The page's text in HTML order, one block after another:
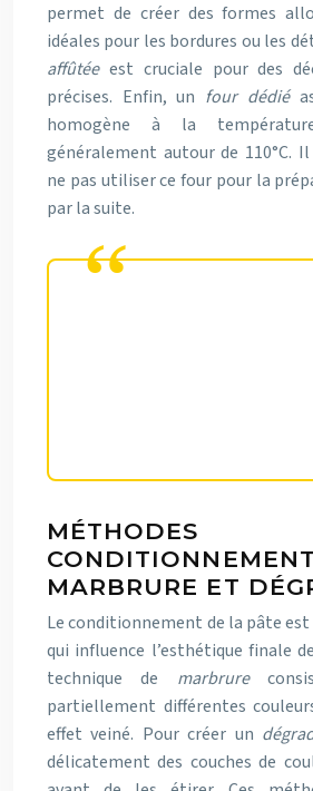
permet de créer des formes
idéales pour les bordures ou les
affûtée est cruciale pour des
précises. Enfin, un four dédié
homogène à la température
généralement autour de 110°C.
ne pas utiliser ce four pour la
par la suite.
MARBRURE ET
Le conditionnement de la pâte
qui influence l’esthétique finale
technique de marbrure
partiellement différentes
effet veiné. Pour créer un
délicatement des couches de